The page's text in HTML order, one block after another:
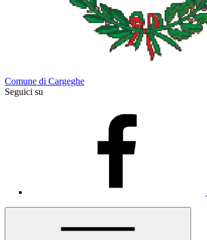
Comune di Cargeghe
Seguici su